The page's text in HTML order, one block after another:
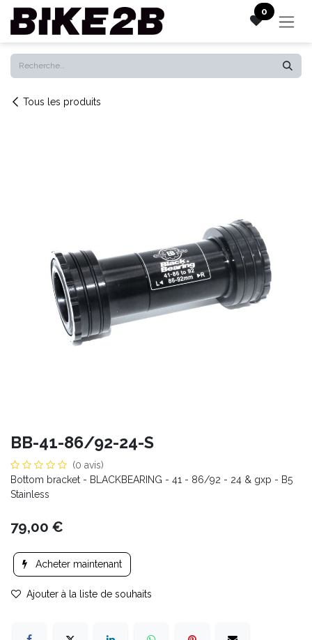
Se rendre au contenu 0
Tous les produits
BB-41-86/92-24-S
(0 avis)
Bottom bracket - BLACKBEARING - 41 - 86/92 - 24 & gxp - B5
Stainless
79,00 €
Acheter maintenant
Ajouter à la liste de souhaits